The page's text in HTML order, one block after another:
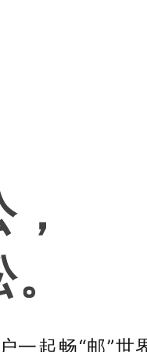
一起畅“邮”世